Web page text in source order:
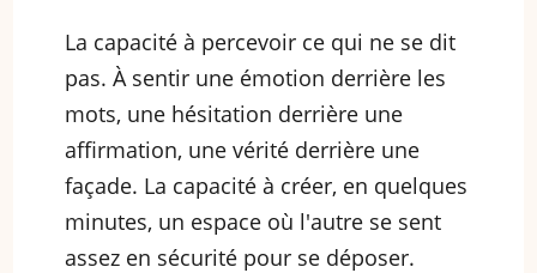
La capacité à percevoir ce qui ne se dit
pas. À sentir une émotion derrière les
mots, une hésitation derrière une
affirmation, une vérité derrière une
façade. La capacité à créer, en quelques
minutes, un espace où l'autre se sent
assez en sécurité pour se déposer.